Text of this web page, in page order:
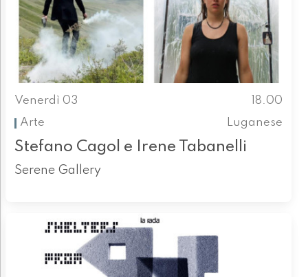
Venerdì 03
18.00
Arte
Luganese
Stefano Cagol e Irene Tabanelli
Serene Gallery